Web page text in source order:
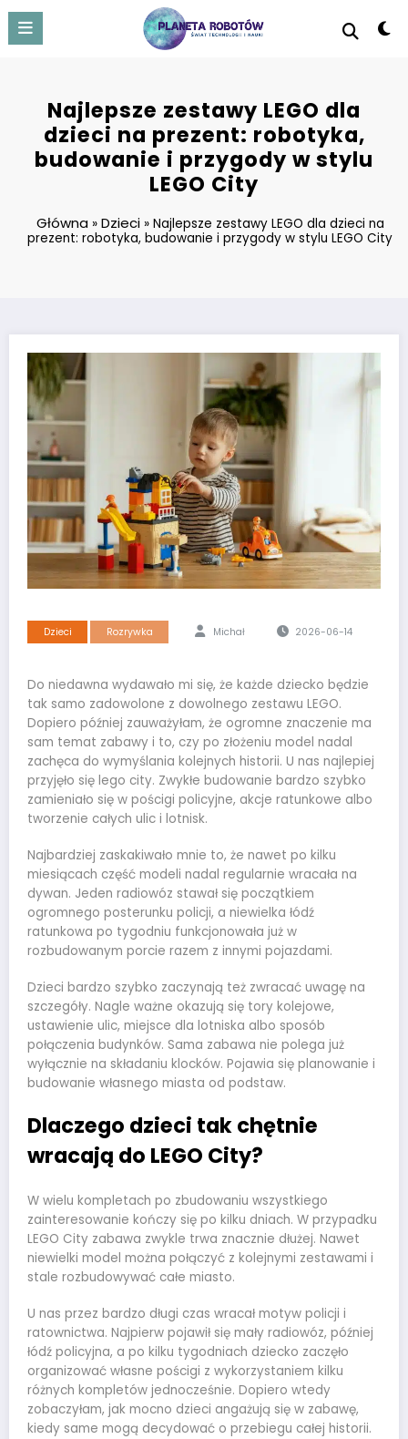
content
Najlepsze zestawy LEGO dla
dzieci na prezent: robotyka,
budowanie i przygody w stylu
LEGO City
Główna» Dzieci» Najlepsze zestawy LEGO dla dzieci na
prezent: robotyka, budowanie i przygody w stylu LEGO City
Dzieci Rozrywka Michał 2026-06-14
Do niedawna wydawało mi się, że każde dziecko będzie
tak samo zadowolone z dowolnego zestawu LEGO.
Dopiero później zauważyłam, że ogromne znaczenie ma
sam temat zabawy i to, czy po złożeniu model nadal
zachęca do wymyślania kolejnych historii. U nas najlepiej
przyjęło się lego city. Zwykłe budowanie bardzo szybko
zamieniało się w pościgi policyjne, akcje ratunkowe albo
tworzenie całych ulic i lotnisk.
Najbardziej zaskakiwało mnie to, że nawet po kilku
miesiącach część modeli nadal regularnie wracała na
dywan. Jeden radiowóz stawał się początkiem
ogromnego posterunku policji, a niewielka łódź
ratunkowa po tygodniu funkcjonowała już w
rozbudowanym porcie razem z innymi pojazdami.
Dzieci bardzo szybko zaczynają też zwracać uwagę na
szczegóły. Nagle ważne okazują się tory kolejowe,
ustawienie ulic, miejsce dla lotniska albo sposób
połączenia budynków. Sama zabawa nie polega już
wyłącznie na składaniu klocków. Pojawia się planowanie i
budowanie własnego miasta od podstaw.
Dlaczego dzieci tak chętnie
wracają do LEGO City?
W wielu kompletach po zbudowaniu wszystkiego
zainteresowanie kończy się po kilku dniach. W przypadku
LEGO City zabawa zwykle trwa znacznie dłużej. Nawet
niewielki model można połączyć z kolejnymi zestawami i
stale rozbudowywać całe miasto.
U nas przez bardzo długi czas wracał motyw policji i
ratownictwa. Najpierw pojawił się mały radiowóz, później
łódź policyjna, a po kilku tygodniach dziecko zaczęło
organizować własne pościgi z wykorzystaniem kilku
różnych kompletów jednocześnie. Dopiero wtedy
zobaczyłam, jak mocno dzieci angażują się w zabawę,
kiedy same mogą decydować o przebiegu całej historii.